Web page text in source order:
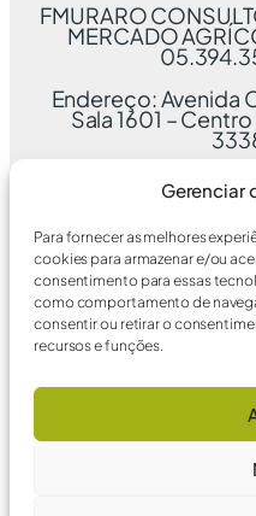
Gerenciar
Para fornecer as melhores
cookies para armazenar e/ou
consentimento para essas
como comportamento de
consentir ou retirar o
recursos e funções.
FMURARO
MERCADO
Endereço: Avenida
Sala 1601 –